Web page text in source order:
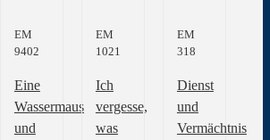
EM
9402
Eine
Wassermaus
und
EM
1021
Ich
vergesse,
was
EM
318
Dienst
und
Vermächtnis